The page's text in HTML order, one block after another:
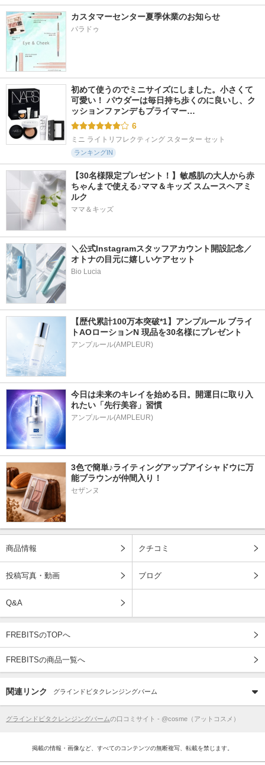
カスタマーセンター夏季休業のお知らせ
パラドゥ
初めて使うのでミニサイズにしました。小さくて
可愛い！ パウダーは毎日持ち歩くのに良いし、ク
ッションファンデもプライマー…
6
ミニ ライトリフレクティング スターター セット
ランキングIN
【30名様限定プレゼント！】敏感肌の大人から赤
ちゃんまで使える♪ママ＆キッズ スムースヘアミ
ルク
ママ＆キッズ
＼公式Instagramスタッフアカウント開設記念／
オトナの目元に嬉しいケアセット
Bio Lucia
【歴代累計100万本突破*1】アンプルール ブライ
トAOローションN 現品を30名様にプレゼント
アンプルール(AMPLEUR)
今日は未来のキレイを始める日。開運日に取り入
れたい「先行美容」習慣
アンプルール(AMPLEUR)
3色で簡単♪ライティングアップアイシャドウに万
能ブラウンが仲間入り！
セザンヌ
商品情報 クチコミ
投稿写真・動画 ブログ
Q&A
FREBITSのTOPへ
FREBITSの商品一覧へ
関連リンク グラインドビタクレンジングバーム
グラインドビタクレンジングバームの口コミサイト - @cosme（アットコスメ）
掲載の情報・画像など、すべてのコンテンツの無断複写、転載を禁じます。